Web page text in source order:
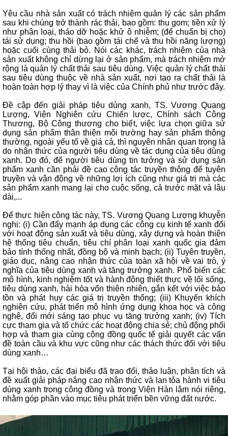
Yêu cầu nhà sản xuất có trách nhiệm quản lý các sản phẩm
sau khi chúng trở thành rác thải, bao gồm: thu gom; tiền xử lý
như phân loại, tháo dỡ hoặc khử ô nhiễm; (để chuẩn bị cho)
tái sử dụng; thu hồi (bao gồm tái chế và thu hồi năng lượng)
hoặc cuối cùng thải bỏ. Nói các khác, trách nhiệm của nhà
sản xuất không chỉ dừng lại ở sản phẩm, mà trách nhiệm mở
rộng là quản lý chất thải sau tiêu dùng. Việc quản lý chất thải
sau tiêu dùng thuộc về nhà sản xuất, nơi tạo ra chất thải là
hoàn toàn hợp lý thay vì là việc của Chính phủ như trước đây.
Đề cập đến giải pháp tiêu dùng xanh, TS. Vương Quang
Lượng, Viện Nghiên cứu Chiến lược, Chính sách Công
Thương, Bộ Công thương cho biết, việc lựa chọn giữa sử
dụng sản phẩm thân thiện môi trường hay sản phẩm thông
thường, ngoài yếu tố về giá cả, thì nguyên nhân quan trọng là
do nhận thức của người tiêu dùng về tác dụng của tiêu dùng
xanh. Do đó, để người tiêu dùng tin tưởng và sử dụng sản
phẩm xanh cần phải đề cao công tác truyền thông để tuyên
truyền và vận động về những lợi ích cũng như giá trị mà các
sản phẩm xanh mang lại cho cuộc sống, cả trước mặt và lâu
dài,...
Để thực hiện công tác này, TS. Vương Quang Lượng khuyễn
nghị: (i) Cần đẩy mạnh áp dụng các công cụ kinh tế xanh đối
với hoạt động sản xuất và tiêu dùng, xây dựng và hoàn thiện
hệ thống tiêu chuẩn, tiêu chí phân loại xanh quốc gia đảm
bảo tính thống nhất, đồng bộ và minh bạch; (ii) Tuyên truyền,
giáo dục, nâng cao nhận thức của toàn xã hội về vai trò, ý
nghĩa của tiêu dùng xanh và tăng trưởng xanh. Phổ biến các
mô hình, kinh nghiệm tốt và hành động thiết thực về lối sống,
tiêu dùng xanh, hài hòa vốn thiên nhiên, gắn kết với việc bảo
tồn và phát huy các giá trị truyền thống; (iii) Khuyến khích
nghiên cứu, phát triển mô hình ứng dụng khoa học và công
nghệ, đổi mới sáng tạo phục vụ tăng trưởng xanh; (iv) Tích
cực tham gia và tổ chức các hoạt động chia sẻ; chủ động phối
hợp và tham gia cùng cộng đồng quốc tế giải quyết các vấn
đề toàn cầu và khu vực cũng như các thách thức đối với tiêu
dùng xanh…
Tại hội thảo, các đại biểu đã trao đổi, thảo luận, phân tích và
đề xuất giải pháp nâng cao nhận thức và lan tỏa hành vi tiêu
dùng xanh trong công đồng và trong Viện Hàn lâm nói riêng,
nhằm góp phần vào mục tiêu phát triển bền vững đất nước.